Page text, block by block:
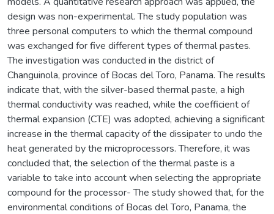
design was non-experimental. The study population was
three personal computers to which the thermal compound
was exchanged for five different types of thermal pastes.
The investigation was conducted in the district of
Changuinola, province of Bocas del Toro, Panama. The results
indicate that, with the silver-based thermal paste, a high
thermal conductivity was reached, while the coefficient of
thermal expansion (CTE) was adopted, achieving a significant
increase in the thermal capacity of the dissipater to undo the
heat generated by the microprocessors. Therefore, it was
concluded that, the selection of the thermal paste is a
variable to take into account when selecting the appropriate
compound for the processor- The study showed that, for the
environmental conditions of Bocas del Toro, Panama, the